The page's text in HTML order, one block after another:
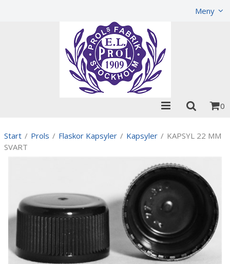
Meny
0
Start / Prols / Flaskor Kapsyler / Kapsyler / KAPSYL 22 MM
SVART